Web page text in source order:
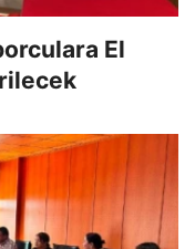
El